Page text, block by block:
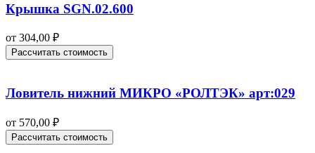
Крышка SGN.02.600
от 304,00 ₽
Рассчитать стоимость
Ловитель нижний МИКРО «РОЛТЭК» арт:029
от 570,00 ₽
Рассчитать стоимость